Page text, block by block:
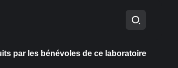
par les bénévoles de ce laboratoire